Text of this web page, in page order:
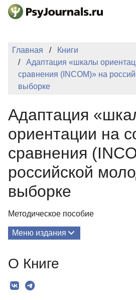
Перейти к основному содержанию
АВТОРЫ
ПОДАТЬ
Регистрация
Главная
Книги
Адаптация «шкалы
сравнения (INCOM)» на
выборке
Адаптация
ориентации на
сравнения
российской
выборке
Методическое пособие
Меню издания
Текст
О Книге